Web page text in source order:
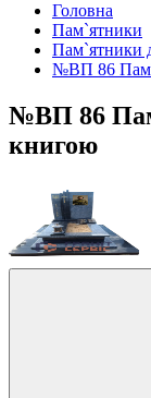
Головна
Пам`ятники
Пам`ятники
№ВП 86
№ВП 86
книгою